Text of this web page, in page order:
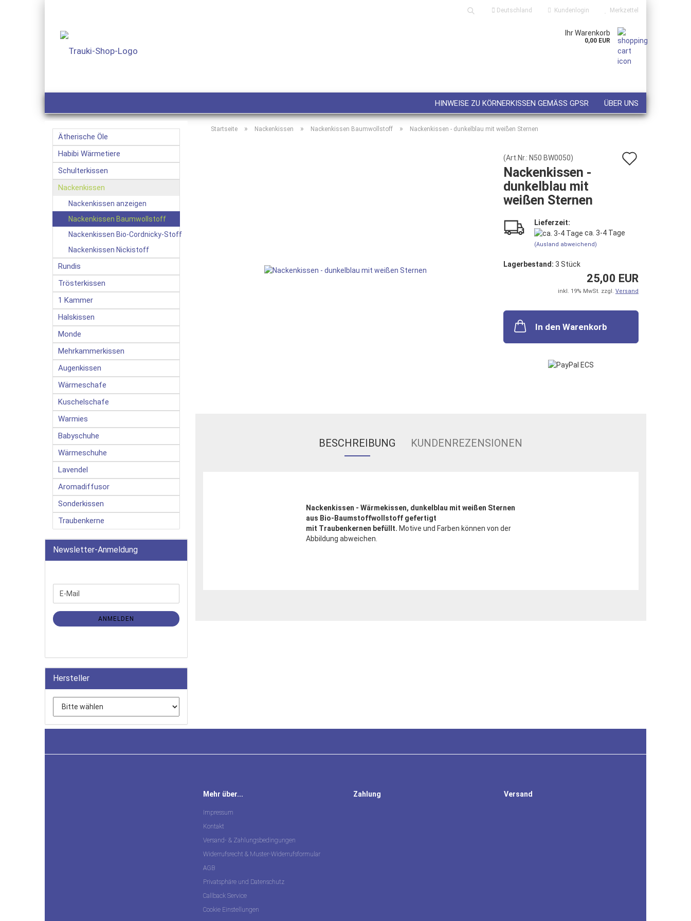
Deutschland Kundenlogin
Passwort
Passwort vergessen?
Merkzettel
Ihr Warenkorb
0,00 EUR
HINWEISE ZU KÖRNERKISSEN GEMÄSS GPSR ÜBER UNS
Startseite » Nackenkissen » Nackenkissen Baumwollstoff » Nackenkissen - dunkelblau mit weißen Sternen
(Art.Nr.: N50 BW0050)
Nackenkissen -
dunkelblau mit
weißen Sternen
Lieferzeit:
ca. 3-4 Tage
(Ausland abweichend)
Lagerbestand: 3Stück
25,00 EUR
inkl. 19% MwSt. zzgl. Versand
In den Warenkorb
BESCHREIBUNG KUNDENREZENSIONEN
Nackenkissen - Wärmekissen, dunkelblau mit weißen Sternen
aus Bio-Baumstoffwollstoff gefertigt
mit Traubenkernen befüllt. Motive und Farben können von der
Abbildung abweichen.
Ätherische Öle
Habibi Wärmetiere
Schulterkissen
Nackenkissen
Nackenkissen anzeigen
Nackenkissen Baumwollstoff
Nackenkissen Bio-Cordnicky-Stoff
Nackenkissen Nickistoff
Rundis
Trösterkissen
1 Kammer
Halskissen
Monde
Mehrkammerkissen
Augenkissen
Wärmeschafe
Kuschelschafe
Warmies
Babyschuhe
Wärmeschuhe
Lavendel
Aromadiffusor
Sonderkissen
Traubenkerne
Newsletter-Anmeldung
ZUR
ANMELDUNG
E-
Mail
ANMELDEN
Hersteller
Mehr über...
Impressum
Kontakt
Versand- & Zahlungsbedingungen
Widerrufsrecht & Muster-Widerrufsformular
AGB
Privatsphäre und Datenschutz
Callback Service
Cookie Einstellungen
Zahlung Versand